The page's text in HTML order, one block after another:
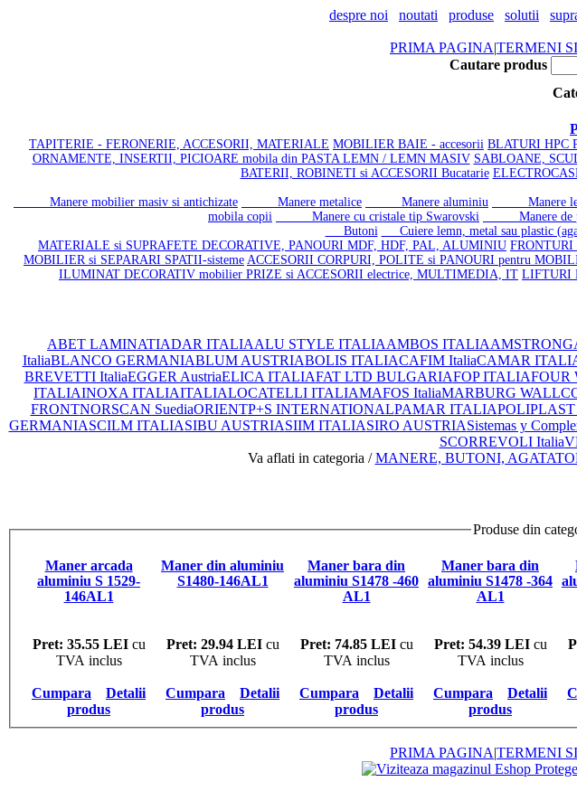
despre noi noutati produse solutii
PRIMA PAGINA|TERMENI
Cautare produs
TAPITERIE - FERONERIE, ACCESORII, MATERIALE MOBILIER BAIE - accesorii BLATURI HPC
ORNAMENTE, INSERTII, PICIOARE mobila din PASTA LEMN / LEMN MASIV SABLOANE,
BATERII, ROBINETI si ACCESORII Bucatarie
Manere mobilier masiv si antichizate
Manere metalice Manere aluminiu Manere
mobila copii
Manere cu cristale tip Swarovski Manere de
Butoni
Cuiere lemn, metal sau plastic
MATERIALE si SUPRAFETE DECORATIVE, PANOURI MDF, HDF, PAL, ALUMINIU
MOBILIER si SEPARARI SPATII-sisteme ACCESORII CORPURI, POLITE si PANOURI pentru
ILUMINAT DECORATIV mobilier PRIZE si ACCESORII electrice, MULTIMEDIA, IT LIFTURI
ABET LAMINATIADAR ITALIAALU STYLE ITALIAAMBOS ITALIAAMSTRONG
ItaliaBLANCO GERMANIABLUM AUSTRIABOLIS ITALIACAFIM ItaliaCAMAR
BREVETTI ItaliaEGGER AustriaELICA ITALIAFAT LTD BULGARIAFOP ITALIAFOUR
ITALIAINOXA ITALIAITALIALOCATELLI ITALIAMAFOS ItaliaMARBURG
FRONTNORSCAN SuediaORIENTP+S INTERNATIONALPAMAR ITALIAPOLIPLAST
GERMANIASCILM ITALIASIBU AUSTRIASIIM ITALIASIRO AUSTRIASistemas y
SCORREVOLI Italia
Va aflati in categoria /MANERE, BUTONI,
Produse din
Maner arcada
aluminiu S 1529-
146AL1
Pret: 35.55 LEIcu
TVA inclus
Cumpara
Detalii
produs
Maner din aluminiu
S1480-146AL1
Pret: 29.94 LEIcu
TVA inclus
Cumpara
Detalii
produs
Maner bara din
aluminiu S1478 -460
AL1
Pret: 74.85 LEIcu
TVA inclus
Cumpara
Detalii
produs
Maner bara din
aluminiu S1478 -364
AL1
Pret: 54.39 LEIcu
TVA inclus
Cumpara
Detalii
produs
PRIMA PAGINA|TERMENI